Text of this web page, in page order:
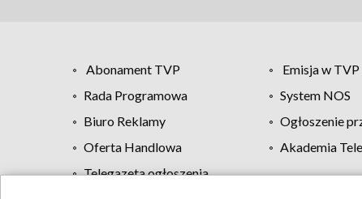
Abonament TVP Emisja w TVP
Rada Programowa
System NOS
Biuro Reklamy
Ogłoszenie
Oferta Handlowa
Akademia
Telegazeta ogłoszenia